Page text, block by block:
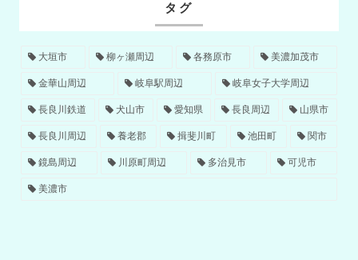
タグ
大垣市 柳ヶ瀬周辺 各務原市 美濃加茂市
金華山周辺 岐阜駅周辺 岐阜女子大学周辺
長良川鉄道 犬山市 愛知県 長良周辺 山県市
長良川周辺 養老郡 揖斐川町 池田町 関市
鏡島周辺 川原町周辺 多治見市 可児市
美濃市